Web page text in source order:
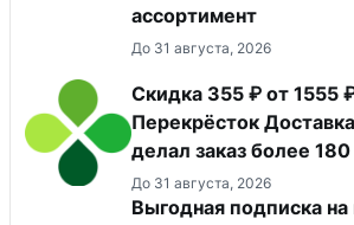
ассортимент
До 31 августа, 2026
Скидка 355 ₽ от 1555
Перекрёсток
делал заказ более
До 31 августа, 2026
Выгодная подписка